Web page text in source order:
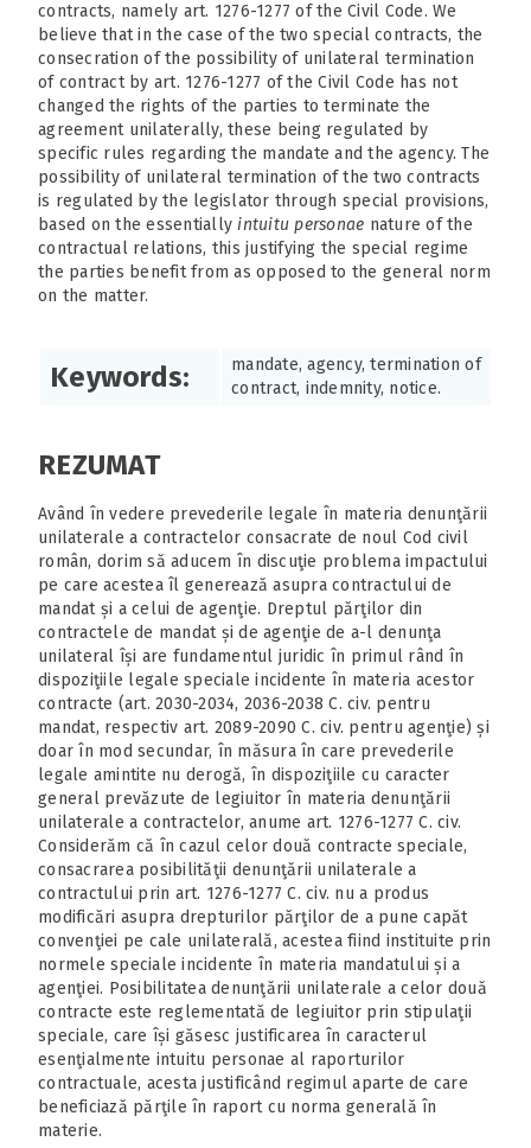
contracts, namely art. 1276-1277 of the Civil Code. We
believe that in the case of the two special contracts, the
consecration of the possibility of unilateral termination
of contract by art. 1276-1277 of the Civil Code has not
changed the rights of the parties to terminate the
agreement unilaterally, these being regulated by
specific rules regarding the mandate and the agency. The
possibility of unilateral termination of the two contracts
is regulated by the legislator through special provisions,
based on the essentiallyintuitu personae nature of the
contractual relations, this justifying the special regime
the parties benefit from as opposed to the general norm
on the matter.
Keywords:
mandate, agency, termination of
contract, indemnity, notice.
REZUMAT
Având în vedere prevederile legale în materia denunţării
unilaterale a contractelor consacrate de noul Cod civil
român, dorim să aducem în discuţie problema impactului
pe care acestea îl generează asupra contractului de
mandat și a celui de agenţie. Dreptul părţilor din
contractele de mandat și de agenţie de a-l denunţa
unilateral își are fundamentul juridic în primul rând în
dispoziţiile legale speciale incidente în materia acestor
contracte (art. 2030-2034, 2036-2038 C. civ. pentru
mandat, respectiv art. 2089-2090 C. civ. pentru agenţie) și
doar în mod secundar, în măsura în care prevederile
legale amintite nu derogă, în dispoziţiile cu caracter
general prevăzute de legiuitor în materia denunţării
unilaterale a contractelor, anume art. 1276-1277 C. civ.
Considerăm că în cazul celor două contracte speciale,
consacrarea posibilităţii denunţării unilaterale a
contractului prin art. 1276-1277 C. civ. nu a produs
modificări asupra drepturilor părţilor de a pune capăt
convenţiei pe cale unilaterală, acestea fiind instituite prin
normele speciale incidente în materia mandatului și a
agenţiei. Posibilitatea denunţării unilaterale a celor două
contracte este reglementată de legiuitor prin stipulaţii
speciale, care își găsesc justificarea în caracterul
esenţialmente intuitu personae al raporturilor
contractuale, acesta justificând regimul aparte de care
beneficiază părţile în raport cu norma generală în
materie.